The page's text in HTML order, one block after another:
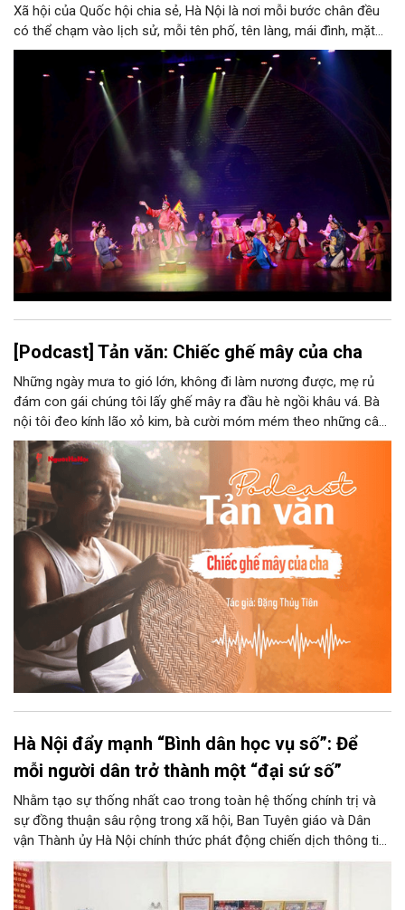
Xã hội của Quốc hội chia sẻ, Hà Nội là nơi mỗi bước chân đều
có thể chạm vào lịch sử, mỗi tên phố, tên làng, mái đình, mặt
hồ, nếp nhà, câu hát, món ăn, làn điệu, nghề thủ công đều có
thể kể một câu chuyện về chiều sâu văn hiến của dân tộc.
Nhưng trong kỷ nguyên mới, câu hỏi đặt ra không chỉ Hà Nội có
bao nhiêu di sản, bao nhiêu văn nghệ sĩ, trí thức, không gian ký
ức, mà là làm thế nào để những giá trị ấy trở thành nguồn lực
phát triển, thành sức mạnh mềm, thành động lực sáng tạo,
thành năng lực cạnh tranh của Thủ đô.
[Podcast] Tản văn: Chiếc ghế mây của cha
Những ngày mưa to gió lớn, không đi làm nương được, mẹ rủ
đám con gái chúng tôi lấy ghế mây ra đầu hè ngồi khâu vá. Bà
nội tôi đeo kính lão xỏ kim, bà cười móm mém theo những câu
chuyện kể tếu táo của đám trẻ chúng tôi. Chiếc ghế mây phát
ra âm thanh kin kít chịu đựng sức nặng cơ thể con người theo
những điệu cười khúc khích.
Hà Nội đẩy mạnh “Bình dân học vụ số”: Để
mỗi người dân trở thành một “đại sứ số”
Nhằm tạo sự thống nhất cao trong toàn hệ thống chính trị và
sự đồng thuận sâu rộng trong xã hội, Ban Tuyên giáo và Dân
vận Thành ủy Hà Nội chính thức phát động chiến dịch thông tin,
tuyên truyền về Phong trào “Bình dân học vụ số”. Chương trình
không chỉ góp phần tăng tốc thực hiện Nghị quyết số 57-
NQ/TW của Thủ đô, mà còn khơi dậy tinh thần học tập suốt